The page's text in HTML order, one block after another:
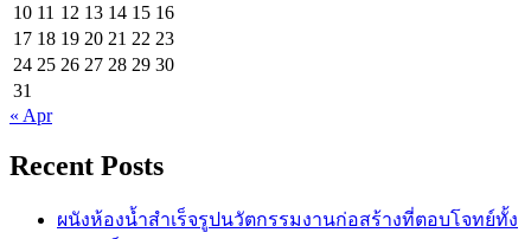
10 11 12 13 14 15 16
17 18 19 20 21 22 23
24 25 26 27 28 29 30
31
« Apr
Recent Posts
ผนังห้องน้ำสำเร็จรูปนวัตกรรมงานก่อสร้างที่ตอบโจทย์ทั้ง